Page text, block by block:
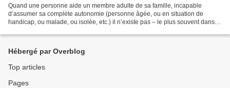
Quand une personne aide un membre adulte de sa famille, incapable
d’assumer sa complète autonomie (personne âgée, ou en situation de
handicap, ou malade, ou isolée, etc.) il n’existe pas – le plus souvent dans
Hébergé par Overblog
Top articles
Pages